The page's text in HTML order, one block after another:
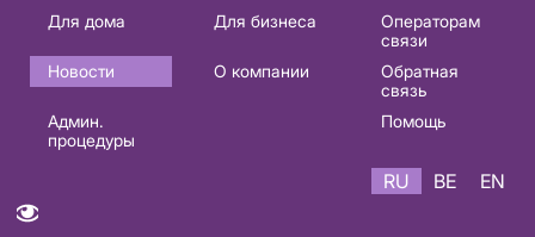
Основная
навигация
RU
Для дома Для бизнеса
Операторам
связи
Новости
О компании
Обратная
связь
Админ.
процедуры
Помощь
RU BE EN